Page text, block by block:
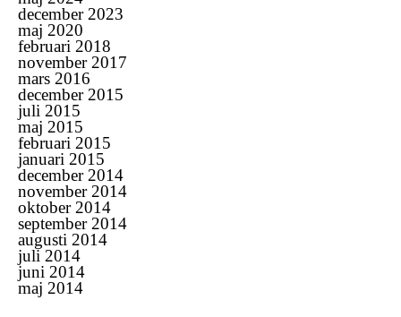
december 2023
maj 2020
februari 2018
november 2017
mars 2016
december 2015
juli 2015
maj 2015
februari 2015
januari 2015
december 2014
november 2014
oktober 2014
september 2014
augusti 2014
juli 2014
juni 2014
maj 2014